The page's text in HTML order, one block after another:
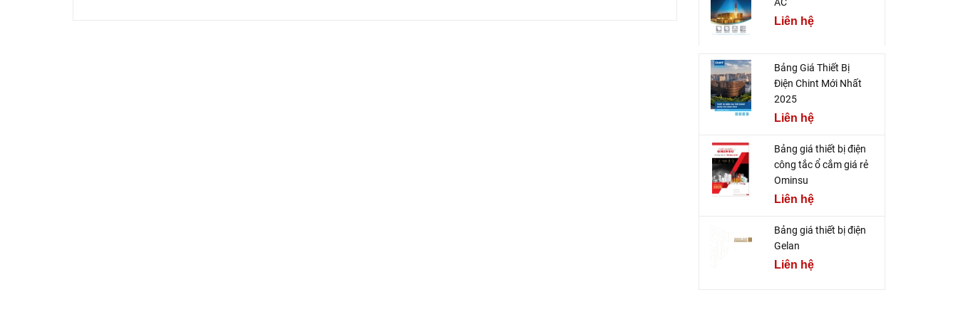
AC
Liên hệ
Bảng Giá Thiết Bị
Điện Chint Mới Nhất
2025
Liên hệ
Bảng giá thiết bị điện
công tắc ổ cắm giá rẻ
Ominsu
Liên hệ
Bảng giá thiết bị điện
Gelan
Liên hệ